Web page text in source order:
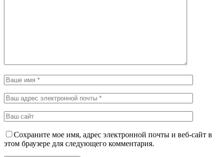
Сохраните мое имя, адрес электронной почты и веб-сайт в
этом браузере для следующего комментария.